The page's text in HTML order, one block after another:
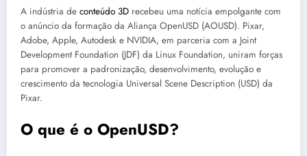
A indústria de conteúdo 3D recebeu uma notícia empolgante com
o anúncio da formação da Aliança OpenUSD (AOUSD). Pixar,
Adobe, Apple, Autodesk e NVIDIA, em parceria com a Joint
Development Foundation (JDF) da Linux Foundation, uniram forças
para promover a padronização, desenvolvimento, evolução e
crescimento da tecnologia Universal Scene Description (USD) da
Pixar.
O que é o OpenUSD?